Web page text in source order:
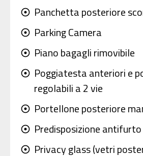
adjust Panchetta posteriore
adjust Parking Camera
adjust Piano bagagli rimovibile
adjust Poggiatesta anteriori e
regolabili a 2 vie
adjust Portellone posteriore
adjust Predisposizione antifurto
adjust Privacy glass (vetri